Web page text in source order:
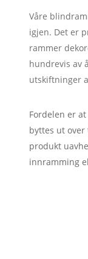
Våre
igjen. Det er
rammer
hundrevis av
utskiftninger
Fordelen er
byttes ut
produkt
innramming